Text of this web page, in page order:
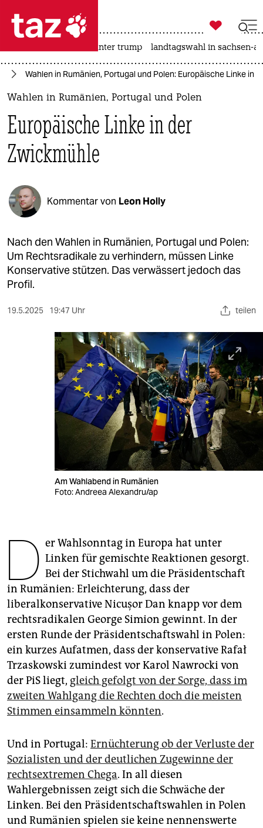
 taz zahl ich
taz zahl ich
politik
öko
gesellschaft
kultur
sport
berlin
nord
wahrheit
veranstaltungen
fragen & hilfe
unterstützen

taz zahl ich
usa unter trump landtagswahl in sachsen-
Wahlen in Rumänien, Portugal und Polen: Europäische Linke in
Wahlen in Rumänien, Portugal und Polen
Europäische Linke in der
Zwickmühle
Kommentar von Leon Holly
Nach den Wahlen in Rumänien, Portugal und Polen:
Um Rechtsradikale zu verhindern, müssen Linke
Konservative stützen. Das verwässert jedoch das
Profil.
19.5.2025 19:47 Uhr teilen
Am Wahlabend in Rumänien
Foto: Andreea Alexandru/ap
D er Wahlsonntag in Europa hat unter
Linken für gemischte Reaktionen gesorgt.
Bei der Stichwahl um die Präsidentschaft
in Rumänien: Erleichterung, dass der
liberalkonservative Nicușor Dan knapp vor dem
rechtsradikalen George Simion gewinnt. In der
ersten Runde der Präsidentschaftswahl in Polen:
ein kurzes Aufatmen, dass der konservative Rafał
Trzaskowski zumindest vor Karol Nawrocki von
der PiS liegt, gleich gefolgt von der Sorge, dass im
zweiten Wahlgang die Rechten doch die meisten
Stimmen einsammeln könnten.
Und in Portugal: Ernüchterung ob der Verluste der
Sozialisten und der deutlichen Zugewinne der
rechts­extremen Chega. In all diesen
Wahlergebnissen zeigt sich die Schwäche der
Linken. Bei den Präsidentschaftswahlen in Polen
und Rumänien spielen sie keine nennenswerte